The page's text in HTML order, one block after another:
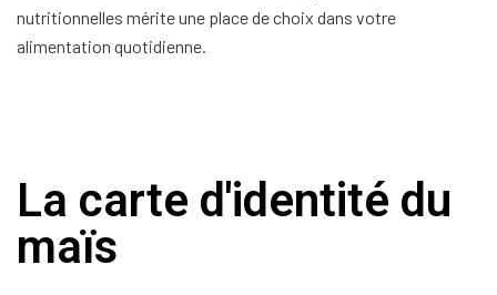
nutritionnelles mérite une place de choix dans votre
alimentation quotidienne.
La carte d'identité du
maïs